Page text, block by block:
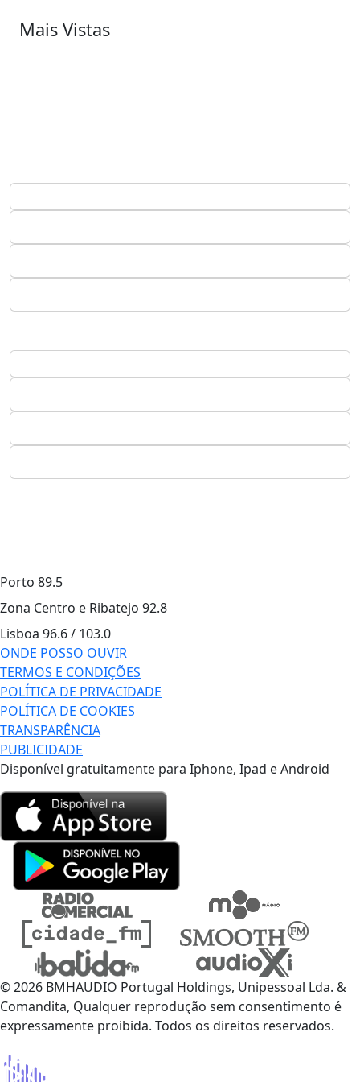
Mais Vistas
Porto 89.5
Zona Centro e Ribatejo 92.8
Lisboa 96.6 / 103.0
ONDE POSSO OUVIR
TERMOS E CONDIÇÕES
POLÍTICA DE PRIVACIDADE
POLÍTICA DE COOKIES
TRANSPARÊNCIA
PUBLICIDADE
Disponível gratuitamente para Iphone, Ipad e Android
© 2026 BMHAUDIO Portugal Holdings, Unipessoal Lda. &
Comandita, Qualquer reprodução sem consentimento é
expressamente proibida. Todos os direitos reservados.